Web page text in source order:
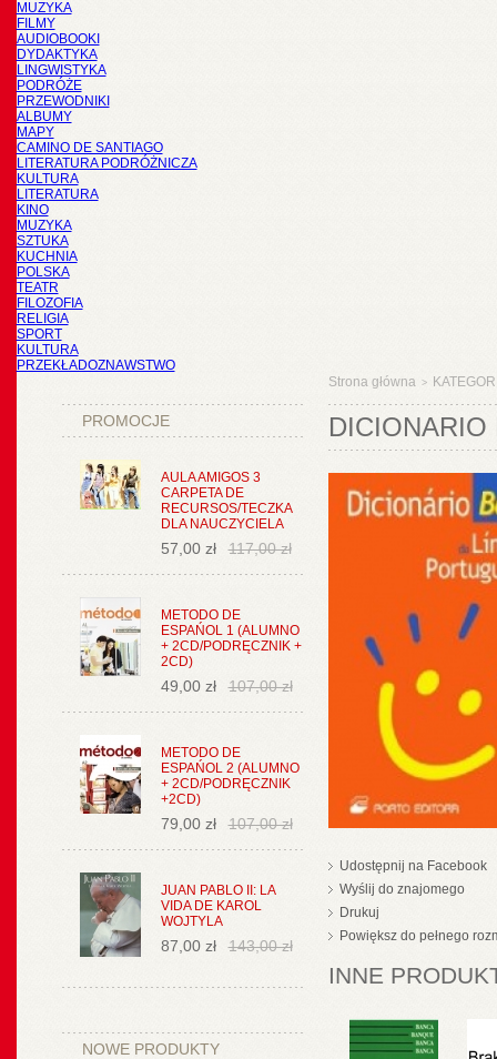
MUZYKA
FILMY
AUDIOBOOKI
DYDAKTYKA
LINGWISTYKA
PODRÓŻE
PRZEWODNIKI
ALBUMY
MAPY
CAMINO DE SANTIAGO
LITERATURA PODRÓŻNICZA
KULTURA
LITERATURA
KINO
MUZYKA
SZTUKA
KUCHNIA
POLSKA
TEATR
FILOZOFIA
RELIGIA
SPORT
KULTURA
PRZEKŁADOZNAWSTWO
PROMOCJE
AULA AMIGOS 3
CARPETA DE
RECURSOS/TECZKA
DLA NAUCZYCIELA
57,00 zł 117,00 zł
METODO DE
ESPAŃOL 1 (ALUMNO
+ 2CD/PODRĘCZNIK +
2CD)
49,00 zł 107,00 zł
METODO DE
ESPAŃOL 2 (ALUMNO
+ 2CD/PODRĘCZNIK
+2CD)
79,00 zł 107,00 zł
JUAN PABLO II: LA
VIDA DE KAROL
WOJTYLA
87,00 zł 143,00 zł
NOWE PRODUKTY
Strona główna >
DICIONARIO
Udostępnij na Facebook
Wyślij do znajomego
Drukuj
Powiększ do pełnego
INNE